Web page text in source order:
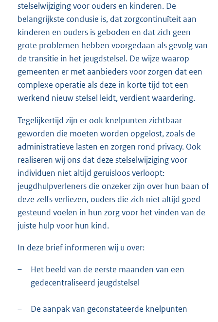
stelselwijziging voor ouders en kinderen. De
belangrijkste conclusie is, dat zorgcontinuïteit aan
kinderen en ouders is geboden en dat zich geen
grote problemen hebben voorgedaan als gevolg van
de transitie in het jeugdstelsel. De wijze waarop
gemeenten er met aanbieders voor zorgen dat een
complexe operatie als deze in korte tijd tot een
werkend nieuw stelsel leidt, verdient waardering.
Tegelijkertijd zijn er ook knelpunten zichtbaar
geworden die moeten worden opgelost, zoals de
administratieve lasten en zorgen rond privacy. Ook
realiseren wij ons dat deze stelselwijziging voor
individuen niet altijd geruisloos verloopt:
jeugdhulpverleners die onzeker zijn over hun baan of
deze zelfs verliezen, ouders die zich niet altijd goed
gesteund voelen in hun zorg voor het vinden van de
juiste hulp voor hun kind.
In deze brief informeren wij u over:
–
Het beeld van de eerste maanden van een
gedecentraliseerd jeugdstelsel
– De aanpak van geconstateerde knelpunten